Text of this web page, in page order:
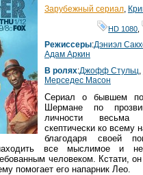
Зарубежный сериал,
HD 1080
Режиссеры:Дэниэл
Адам Аркин
В ролях:Джофф Стульц,
Мерседес Масон
Сериал о бывшем
Шермане по
личности весьма
скептически ко всему
благодаря своей
все мыслимое и
человеком. Кстати,
помогает его напарник Лео.